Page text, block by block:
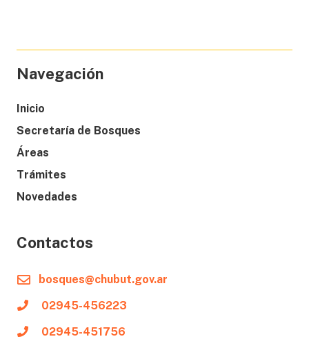
Navegación
Inicio
Secretaría de Bosques
Áreas
Trámites
Novedades
Contactos
bosques@chubut.gov.ar
02945-456223
02945-451756